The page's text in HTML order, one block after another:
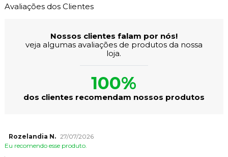
Avaliações dos Clientes
Nossos clientes falam por nós!
veja algumas avaliações de produtos da nossa
loja.
100%
dos clientes recomendam nossos produtos
Rozelandia N. 27/07/2026
Eu recomendo esse produto.